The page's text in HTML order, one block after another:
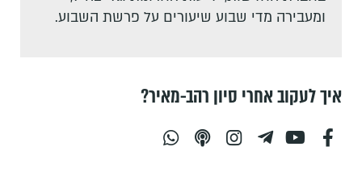
ומעבירה מדי שבוע שיעורים על פרשת השבוע.
איך לעקוב אחרי סיון רהב-מאיר?